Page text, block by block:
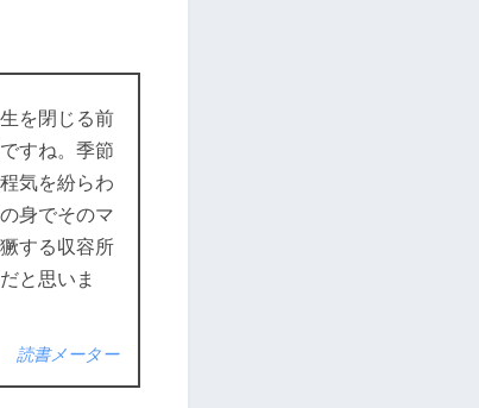
を閉じる前
すね。季節
気を紛らわ
身でそのマ
する収容所
と思いま
読書メーター